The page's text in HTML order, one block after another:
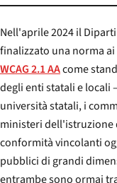
Nell'aprile 2024 il
finalizzato una norma
WCAG 2.1 AAcome
degli enti statali e locali
università statali, i
ministeri dell'istruzione
conformità vincolanti
pubblici di grandi
entrambe sono ormai